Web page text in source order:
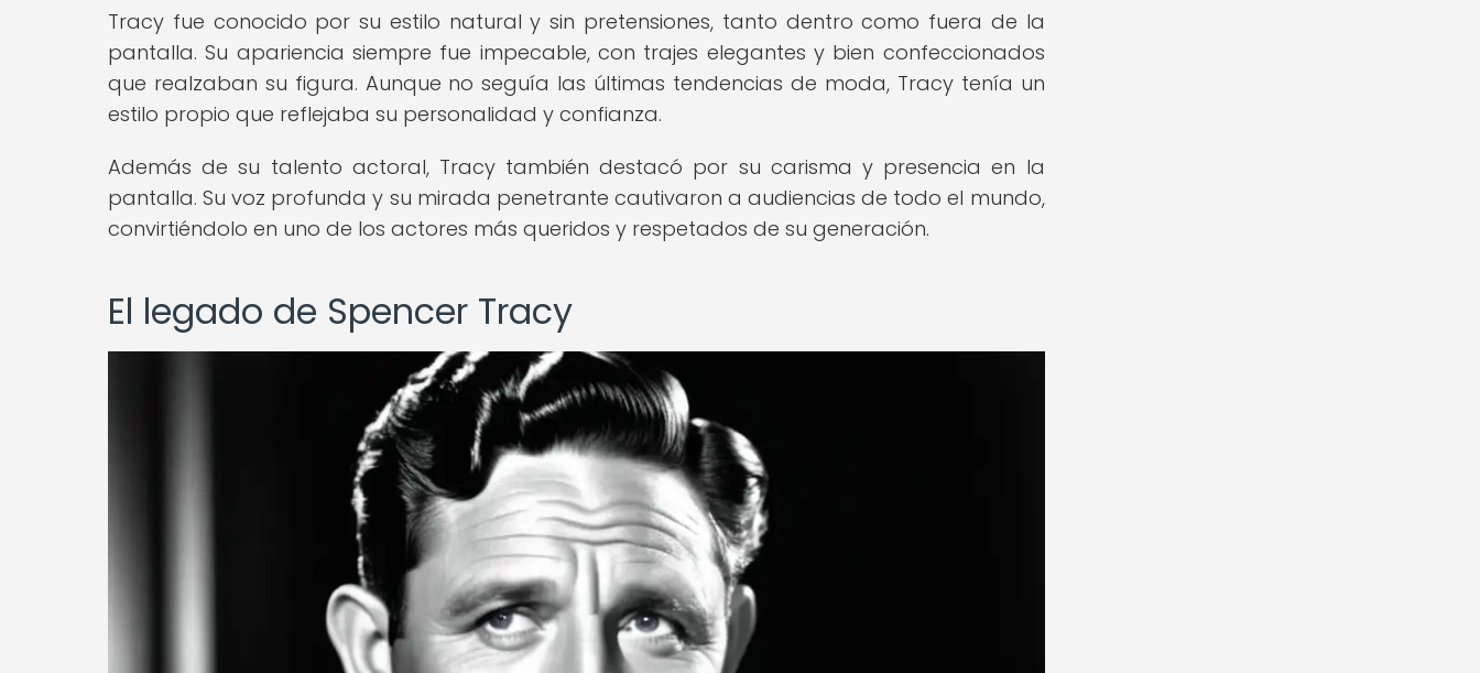
Tracy fue conocido por su estilo natural y sin pretensiones, tanto dentro como fuera de la
pantalla. Su apariencia siempre fue impecable, con trajes elegantes y bien confeccionados
que realzaban su figura. Aunque no seguía las últimas tendencias de moda, Tracy tenía un
estilo propio que reflejaba su personalidad y confianza.
Además de su talento actoral, Tracy también destacó por su carisma y presencia en la
pantalla. Su voz profunda y su mirada penetrante cautivaron a audiencias de todo el mundo,
convirtiéndolo en uno de los actores más queridos y respetados de su generación.
El legado de Spencer Tracy